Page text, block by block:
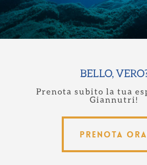
BELLO,
Prenota subito la tua
Giannutri!
Prenota ora!
Prenota